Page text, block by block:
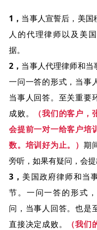
1， 当事人宣誓后，美国
人的代理律师以及美
据。
2， 当事人代理律师和当
一问一答的形式，当事
当事人回答。至关重要
成败。
（我们的客户，
会提前一对一给客户培
数。培训好为止。） 期
旁听，如果有疑问，会提
3， 美国政府律师和当
节。一问一答的形式
问，当事人回答。也是
直接决定成败。
（我